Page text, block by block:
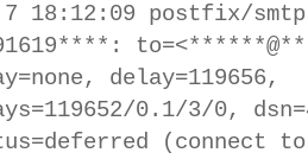
7 18:12:09 postfix/
delay=119656,
0.1/3/0,
(connect to